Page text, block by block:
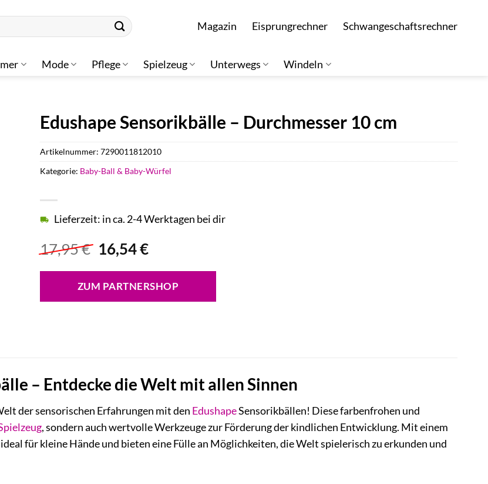
Magazin Eisprungrechner Schwangeschaftsrechner
Mode Pflege Spielzeug Unterwegs Windeln
Edushape Sensorikbälle – Durchmesser 10 cm
17,95€ Ursprünglicher
Preis
war:
17,95 €
16,54€Aktueller
ist:
16,54 €.
Lieferzeit: in ca. 2-4 Werktagen bei dir
ZUM PARTNERSHOP
Artikelnummer:7290011812010
Kategorie: Baby-Ball & Baby-Würfel
– Entdecke die Welt mit allen Sinnen
der sensorischen Erfahrungen mit den EdushapeSensorikbällen! Diese farbenfrohen und
, sondern auch wertvolle Werkzeuge zur Förderung der kindlichen Entwicklung. Mit einem
für kleine Hände und bieten eine Fülle an Möglichkeiten, die Welt spielerisch zu erkunden und